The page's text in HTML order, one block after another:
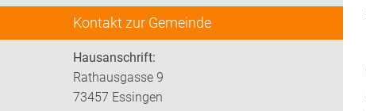
Kontakt zur Gemeinde
Hausanschrift:
Rathausgasse 9
73457 Essingen